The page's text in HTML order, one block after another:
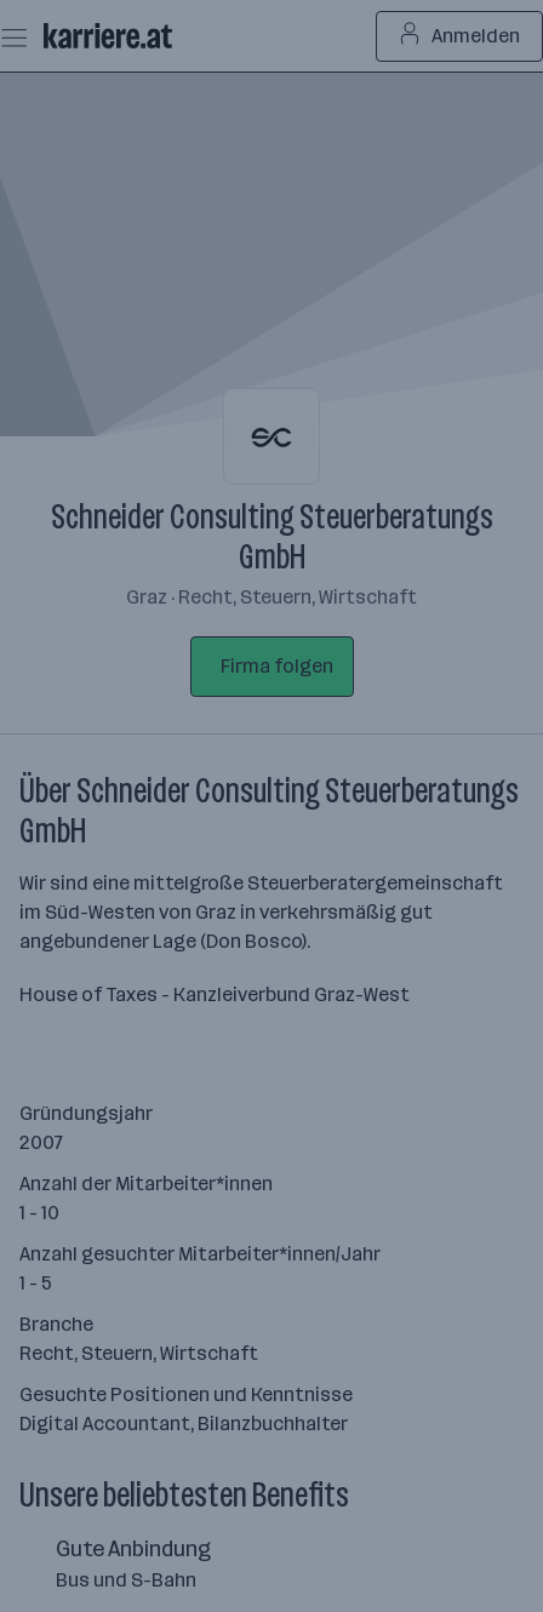
Seiteninhalt
springen
Anmelden
Schneider Consulting Steuerberatungs
GmbH
Graz · Recht, Steuern, Wirtschaft
Firma folgen
Über Schneider Consulting Steuerberatungs
GmbH
Wir sind eine mittelgroße Steuerberatergemeinschaft
im Süd-Westen von Graz in verkehrsmäßig gut
angebundener Lage (Don Bosco).
House of Taxes - Kanzleiverbund Graz-West
Gründungsjahr
2007
Anzahl der Mitarbeiter*innen
1 - 10
Anzahl gesuchter Mitarbeiter*innen/Jahr
1 - 5
Branche
Recht, Steuern, Wirtschaft
Gesuchte Positionen und Kenntnisse
Digital Accountant, Bilanzbuchhalter
Unsere beliebtesten Benefits
Gute Anbindung
Bus und S-Bahn